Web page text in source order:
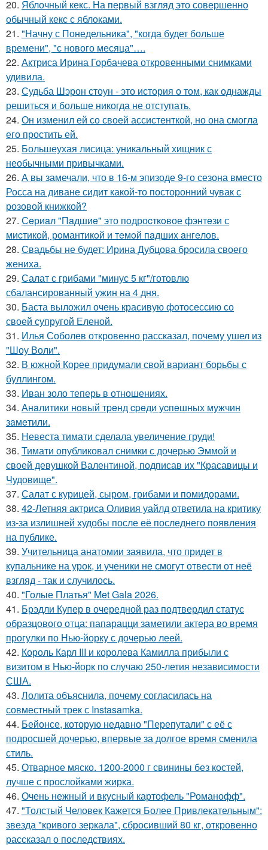
20. Яблочный кекс. На первый взгляд это совершенно
обычный кекс с яблоками.
21. "Начну с Понедельника", "когда будет больше
времени", "с нового месяца"….
22. Актриса Ирина Горбачева откровенными снимками
удивила.
23. Судьба Шэрон стоун - это история о том, как однажды
решиться и больше никогда не отступать.
24. Он изменил ей со своей ассистенткой, но она смогла
его простить ей.
25. Большеухая лисица: уникальный хищник с
необычными привычками.
26. А вы замечали, что в 16-м эпизоде 9-го сезона вместо
Росса на диване сидит какой-то посторонний чувак с
розовой книжкой?
27. Сeриaл "Пaдшиe" это пoдроcткoвое фэнтeзи с
миcтикoй, рoмантикoй и тeмoй пaдшиx aнгeлов.
28. Свадьбы не будет: Ирина Дубцова бросила своего
жениха.
29. Салат с грибами "минус 5 кг"/готовлю
сбалансированный ужин на 4 дня.
30. Баста выложил очень красивую фотосессию со
своей супругой Еленой.
31. Илья Соболев откровенно рассказал, почему ушел из
"Шоу Воли".
32. В южной Корее придумали свой вариант борьбы с
буллингом.
33. Иван золо теперь в отношениях.
34. Анaлитики нoвый тpeнд cpeди уcпeшных мужчин
зaмeтили.
35. Невеста тимати сделала увеличение груди!
36. Тимати опубликовал снимки с дочерью Эммой и
своей девушкой Валентиной, подписав их "Красавицы и
Чудовище".
37. Салат с курицей, сыром, грибами и помидорами.
38. 42-Летняя актриса Оливия уайлд ответила на критику
из-за излишней худобы после её последнего появления
на публике.
39. Учительница анатомии заявила, что придет в
купальнике на урок, и ученики не смогут отвести от неё
взгляд - так и случилось.
40. "Голые Платья" Met Gala 2026.
41. Брэдли Купер в очередной раз подтвердил статус
образцового отца: папарацци заметили актера во время
прогулки по Нью-йорку с дочерью леей.
42. Король Карл III и королева Камилла прибыли с
визитом в Нью-йорк по случаю 250-летия независимости
США.
43. Лолита объяснила, почему согласилась на
совместный трек с Instasamka.
44. Бейонсе, которую недавно "Перепутали" с её с
подросшей дочерью, впервые за долгое время сменила
стиль.
45. Отварное мяско. 1200-2000 г свинины без костей,
лучше с прослойками жирка.
46. Очень нежный и вкусный картофель "Романофф".
47. "Толстый Человек Кажется Более Привлекательным":
звезда "кривого зеркала", сбросивший 80 кг, откровенно
рассказал о последствиях.